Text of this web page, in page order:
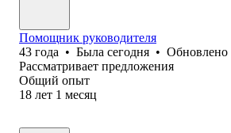
Помощник руководителя
43 года • Была сегодня • Обновлено
Рассматривает предложения
Общий опыт
18 лет 1 месяц